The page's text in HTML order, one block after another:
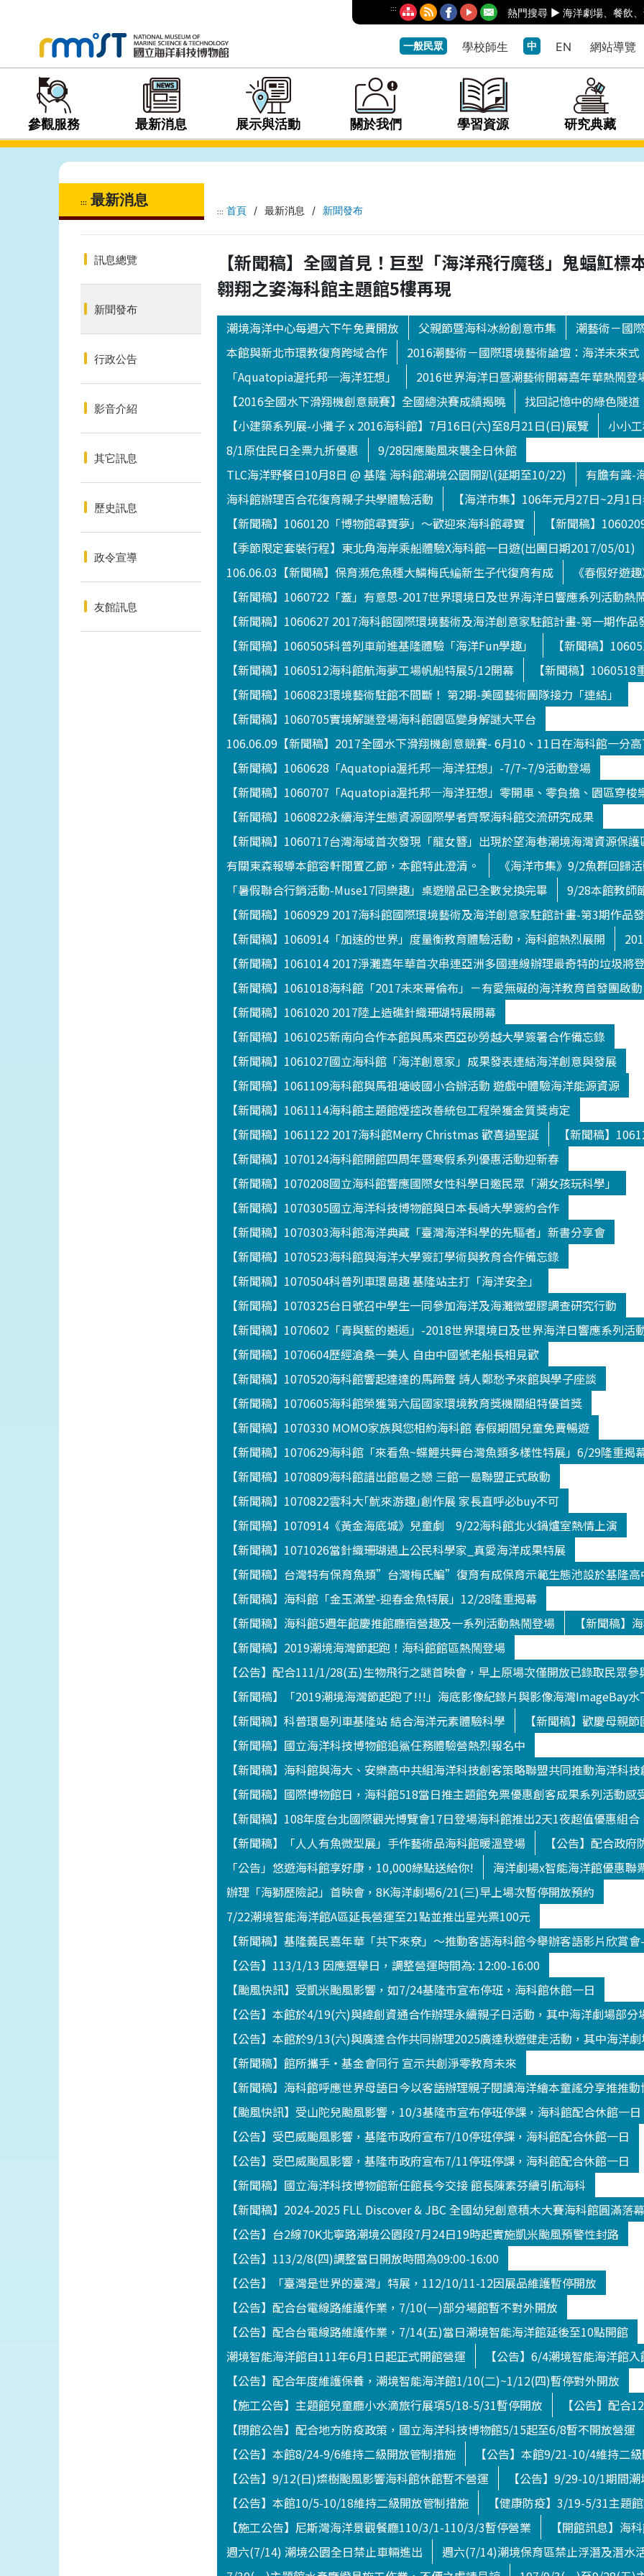
::: 熱門搜尋 ► 海洋劇場、 餐飲
一般民眾 學校師生 中 EN 網站導覽
參觀服務 最新消息 展示與活動 關於我們 學習資源 研究典藏
::: 最新消息
訊息總覽
新聞發布
行政公告
影音介紹
其它訊息
歷史訊息
政令宣導
友館訊息
::: 首頁 / 最新消息 / 新聞發布
【新聞稿】全國首見！巨型「海洋飛行魔毯」鬼蝠魟
翱翔之姿海科館主題館5樓再現
潮境海洋中心每週六下午免費開放 父親節暨海科冰紛創意市集 潮藝術－國
本館與新北市環教復育跨域合作
2016潮藝術－國際環境藝術論壇：海洋未來式
「Aquatopia渥托邦─海洋狂想」
2016世界海洋日暨潮藝術開幕嘉年華熱鬧登
【2016全國水下滑翔機創意競賽】全國總決賽成績揭曉
找回記憶中的綠色隧道
【小建築系列展-小攤子 x 2016海科館】7月16日(六)至8月21日(日)展覽
小小
8/1原住民日全票九折優惠
9/28因應颱風來襲全日休館
TLC海洋野餐日10月8日 @ 基隆 海科館潮境公園開趴(延期至10/22)
有膽有識-
海科館辦理百合花復育親子共學體驗活動
【海洋市集】106年元月27日~2月1
【新聞稿】1060120「博物館尋寶夢」～歡迎來海科館尋寶
【新聞稿】
【季節限定套裝行程】東北角海岸乘船體驗X海科館一日遊(出團日期2017/05/01)
106.06.03【新聞稿】保育瀕危魚種大鱗梅氏鳊新生子代復育有成
《春假好遊
【新聞稿】1060722「蓋」有意思-2017世界環境日及世界海洋日響應系列活動熱
【新聞稿】1060627 2017海科館國際環境藝術及海洋創意家駐館計畫-第一期作品
【新聞稿】1060505科普列車前進基隆體驗「海洋Fun學趣」
【新聞稿】
【新聞稿】1060512海科館航海夢工場帆船特展5/12開幕
【新聞稿】
【新聞稿】1060823環境藝術駐館不間斷！ 第2期-美國藝術團隊接力「連結」
【新聞稿】1060705實境解謎登場海科館園區變身解謎大平台
106.06.09【新聞稿】2017全國水下滑翔機創意競賽- 6月10、11日在海科館一分高
【新聞稿】1060628「Aquatopia渥托邦─海洋狂想」-7/7~7/9活動登場
【新聞稿】1060707「Aquatopia渥托邦─海洋狂想」零開車、零負擔、園區穿梭
【新聞稿】1060822永續海洋生態資源國際學者齊聚海科館交流研究成果
【新聞稿】1060717台灣海域首次發現「龍女簪」出現於望海巷潮境海灣資源保護
有關東森報導本館容軒閒置乙節，本館特此澄清。
《海洋市集》9/2魚群回歸
「暑假聯合行銷活動-Muse17同樂趣」桌遊贈品已全數兌換完畢
9/28本館教師
【新聞稿】1060929 2017海科館國際環境藝術及海洋創意家駐館計畫-第3期作品
【新聞稿】1060914「加速的世界」度量衡教育體驗活動，海科館熱烈展開
【新聞稿】1061014 2017淨灘嘉年華首次串連亞洲多國連線辦理最奇特的垃圾將
【新聞稿】1061018海科館「2017未來哥倫布」－有愛無礙的海洋教育首發團啟動
【新聞稿】1061020 2017陸上造礁針織珊瑚特展開幕
【新聞稿】1061025新南向合作本館與馬來西亞砂勞越大學簽署合作備忘錄
【新聞稿】1061027國立海科館「海洋創意家」成果發表連結海洋創意與發展
【新聞稿】1061109海科館與馬祖塘岐國小合辦活動 遊戲中體驗海洋能源資源
【新聞稿】1061114海科館主題館煙控改善統包工程榮獲金質獎肯定
【新聞稿】1061122 2017海科館Merry Christmas 歡喜過聖誕
【新聞稿】
【新聞稿】1070124海科館開館四周年暨寒假系列優惠活動迎新春
【新聞稿】1070208國立海科館響應國際女性科學日邀民眾「潮女孩玩科學」
【新聞稿】1070305國立海洋科技博物館與日本長崎大學簽約合作
【新聞稿】1070303海科館海洋典藏「臺灣海洋科學的先驅者」新書分享會
【新聞稿】1070523海科館與海洋大學簽訂學術與教育合作備忘錄
【新聞稿】1070504科普列車環島趣 基隆站主打「海洋安全」
【新聞稿】1070325台日號召中學生一同參加海洋及海灘微塑膠調查研究行動
【新聞稿】1070602「青與藍的邂逅」-2018世界環境日及世界海洋日響應系列活
【新聞稿】1070604歷經滄桑一美人 自由中國號老船長相見歡
【新聞稿】1070520海科館響起達達的馬蹄聲 詩人鄭愁予來館與學子座談
【新聞稿】1070605海科館榮獲第六屆國家環境教育獎機關組特優首獎
【新聞稿】1070330 MOMO家族與您相約海科館 春假期間兒童免費暢遊
【新聞稿】1070629海科館「來看魚~蝶鯉共舞台灣魚類多樣性特展」6/29隆重揭
【新聞稿】1070809海科館譜出館島之戀 三館一島聯盟正式啟動
【新聞稿】1070822雲科大｢魷來游趣｣創作展 家長直呼必buy不可
【新聞稿】1070914《黃金海底城》兒童劇 9/22海科館北火鍋爐室熱情上演
【新聞稿】1071026當針織珊瑚遇上公民科學家_真愛海洋成果特展
【新聞稿】台灣特有保育魚類”台灣梅氏鯿”復育有成保育示範生態池設於基隆高
【新聞稿】海科館「金玉滿堂-迎春金魚特展」12/28隆重揭幕
【新聞稿】海科館5週年館慶推館廳宿營趣及一系列活動熱鬧登場
【新聞稿】
【新聞稿】2019潮境海灣節起跑！海科館館區熱鬧登場
【公告】配合111/1/28(五)生物飛行之謎首映會，早上原場次僅開放已錄取民眾參
【新聞稿】「2019潮境海灣節起跑了!!!」海底影像紀錄片與影像海灣ImageBay
【新聞稿】科普環島列車基隆站 結合海洋元素體驗科學
【新聞稿】歡慶母親
【新聞稿】國立海洋科技博物館追鯊任務體驗營熱烈報名中
【新聞稿】海科館與海大、安樂高中共組海洋科技創客策略聯盟共同推動海洋科
【新聞稿】國際博物館日，海科館518當日推主題館免票優惠創客成果系列活動感
【新聞稿】108年度台北國際觀光博覽會17日登場海科館推出2天1夜超值優惠組合
【新聞稿】「人人有魚微型展」手作藝術品海科館暖溫登場
【公告】配合政
「公告」悠遊海科館享好康，10,000綠點送給你!
海洋劇場x智能海洋館優惠聯
辦理「海獅歷險記」首映會，8K海洋劇場6/21(三)早上場次暫停開放預約
7/22潮境智能海洋館A區延長營運至21點並推出星光票100元
【新聞稿】基隆義民嘉年華「共下來尞」～推動客語海科館今舉辦客語影片欣賞會
【公告】113/1/13 因應選舉日，調整營運時間為: 12:00-16:00
【颱風快訊】受凱米颱風影響，如7/24基隆市宣布停班，海科館休館一日
【公告】本館於4/19(六)與緯創資通合作辦理永續親子日活動，其中海洋劇場部分
【公告】本館於9/13(六)與廣達合作共同辦理2025廣達秋遊健走活動，其中海洋
【新聞稿】館所攜手‧基金會同行 宣示共創淨零教育未來
【新聞稿】海科館呼應世界母語日今以客語辦理親子閱讀海洋繪本童謠分享推推
【颱風快訊】受山陀兒颱風影響，10/3基隆市宣布停班停課，海科館配合休館一日
【公告】受巴威颱風影響，基隆市政府宣布7/10停班停課，海科館配合休館一日
【公告】受巴威颱風影響，基隆市政府宣布7/11停班停課，海科館配合休館一日
【新聞稿】國立海洋科技博物館新任館長今交接 館長陳素芬續引航海科
【新聞稿】2024-2025 FLL Discover & JBC 全國幼兒創意積木大賽海科館圓滿落
【公告】台2線70K北寧路潮境公園段7月24日19時起實施凱米颱風預警性封路
【公告】113/2/8(四)調整當日開放時間為09:00-16:00
【公告】「臺灣是世界的臺灣」特展，112/10/11-12因展品維護暫停開放
【公告】配合台電線路維護作業，7/10(一)部分場館暫不對外開放
【公告】配合台電線路維護作業，7/14(五)當日潮境智能海洋館延後至10點開館
潮境智能海洋館自111年6月1日起正式開館營運
【公告】6/4潮境智能海洋館
【公告】配合年度維護保養，潮境智能海洋館1/10(二)~1/12(四)暫停對外開放
【施工公告】主題館兒童廳小水滴旅行展項5/18-5/31暫停開放
【公告】配合
【閉館公告】配合地方防疫政策，國立海洋科技博物館5/15起至6/8暫不開放營運
【公告】本館8/24-9/6維持二級開放管制措施
【公告】本館9/21-10/4維持二
【公告】9/12(日)燦樹颱風影響海科館休館暫不營運
【公告】9/29-10/1期間
【公告】本館10/5-10/18維持二級開放管制措施
【健康防疫】3/19-5/31主題
【施工公告】尼斯灣海洋景觀餐廳110/3/1-110/3/3暫停營業
【開館訊息】海
週六(7/14) 潮境公園全日禁止車輛進出
週六(7/14)潮境保育區禁止浮潛及潛水